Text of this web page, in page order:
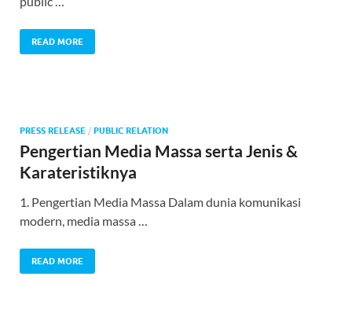
READ MORE
PRESS RELEASE / PUBLIC RELATION
Pengertian Media Massa serta Jenis &
Karateristiknya
1. Pengertian Media Massa Dalam dunia komunikasi
modern, media massa …
READ MORE